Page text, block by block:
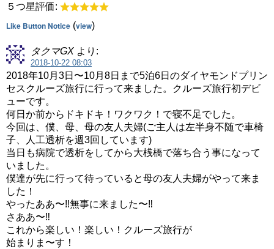
５つ星評価:
Like Button Notice (view)
タクマGX より:
2018-10-22 08:03
2018年10月3日〜10月8日まで5泊6日のダイヤモンドプリン
セスクルーズ旅行に行って来ました。クルーズ旅行初デビ
ューです。
何日か前からドキドキ！ワクワク！で寝不足でした。
今回は、僕、母、母の友人夫婦(ご主人は左半身不随で車椅
子、人工透析を週3回しています)
当日も病院で透析をしてから大桟橋で落ち合う事になって
いました。
僕達が先に行って待っていると母の友人夫婦がやって来ま
した！
やったああ〜‼︎無事に来ました〜‼︎
さああ〜‼︎
これから楽しい！楽しい！クルーズ旅行が
始まりま〜す！